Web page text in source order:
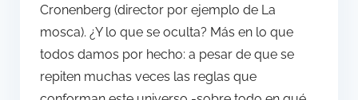
Cronenberg (director por ejemplo de La
mosca). ¿Y lo que se oculta? Más en lo que
todos damos por hecho: a pesar de que se
repiten muchas veces las reglas que